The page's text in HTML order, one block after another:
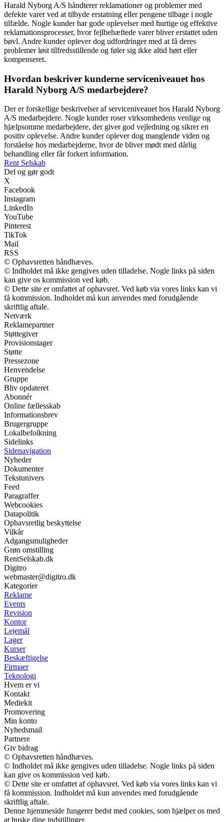
Harald Nyborg A/S håndterer reklamationer og problemer med
defekte varer ved at tilbyde erstatning eller pengene tilbage i nogle
tilfælde. Nogle kunder har gode oplevelser med hurtige og effektive
reklamationsprocesser, hvor fejlbehæftede varer bliver erstattet uden
bøvl. Andre kunder oplever dog udfordringer med at få deres
problemer løst tilfredsstillende og føler sig ikke altid hørt eller
kompenseret.
Hvordan beskriver kunderne serviceniveauet hos
Harald Nyborg A/S medarbejdere?
Der er forskellige beskrivelser af serviceniveauet hos Harald Nyborg
A/S medarbejdere. Nogle kunder roser virksomhedens venlige og
hjælpsomme medarbejdere, der giver god vejledning og sikrer en
positiv oplevelse. Andre kunder oplever dog manglende viden og
forståelse hos medarbejderne, hvor de bliver mødt med dårlig
behandling eller får forkert information.
Rent Selskab
Del og gør godt
X
Facebook
Instagram
LinkedIn
YouTube
Pinterest
TikTok
Mail
RSS
© Ophavsretten håndhæves.
© Indholdet må ikke gengives uden tilladelse. Nogle links på siden
kan give os kommission ved køb.
© Dette site er omfattet af ophavsret. Ved køb via vores links kan vi
få kommission. Indholdet må kun anvendes med forudgående
skriftlig aftale.
Netværk
Reklamepartner
Støttegiver
Provisionstager
Støtte
Pressezone
Henvendelse
Gruppe
Bliv opdateret
Abonnér
Online fællesskab
Informationsbrev
Brugergruppe
Lokalbefolkning
Sidelinks
Sidenavigation
Nyheder
Dokumenter
Tekstunivers
Feed
Paragraffer
Webcookies
Datapolitik
Ophavsretlig beskyttelse
Vilkår
Adgangsmuligheder
Grøn omstilling
RentSelskab.dk
Digitro
webmaster@digitro.dk
Kategorier
Reklame
Events
Revision
Kontor
Lejemål
Lager
Kurser
Beskæftigelse
Firmaer
Teknologi
Hvem er vi
Kontakt
Mediekit
Promovering
Min konto
Nyhedsmail
Partnere
Giv bidrag
© Ophavsretten håndhæves.
© Indholdet må ikke gengives uden tilladelse. Nogle links på siden
kan give os kommission ved køb.
© Dette site er omfattet af ophavsret. Ved køb via vores links kan vi
få kommission. Indholdet må kun anvendes med forudgående
skriftlig aftale.
Denne hjemmeside fungerer bedst med cookies, som hjælper os med
at huske dine indstillinger.